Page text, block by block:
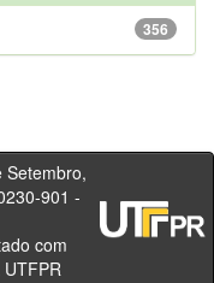
356
901 -
com